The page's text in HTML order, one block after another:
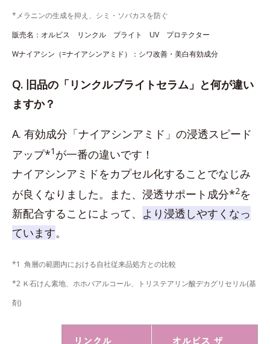
*メラニンの生成を抑え、シミ・ソバカスを防ぐ
販売名：オルビス リンクル ブライト UV プロテクター
Wナイアシン（=ナイアシンアミド）：シワ改善・美白有効成分
Q. 旧品の「リンクルブライトセラム」と何が違い
ますか？
A. 有効成分「ナイアシンアミド」の浸透スピード
アップ*1 が一番の違いです！
ナイアシンアミドをカプセル化することでなじみ
が良くなりました。また、浸透サポート成分*2を
新配合することによって、 より浸透しやすくなっ
ています。
*1 角層の範囲内における自社従来品処方との比較
*2 Ｋ石けん素地、ホホバアルコール、トリステアリン酸デカグリセリル(基
剤)